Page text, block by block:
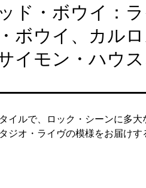
ド・ボウイ：
ボウイ、カル
イモン・ハウ
イルで、ロック・シーンに多
ジオ・ライヴの模様をお届け